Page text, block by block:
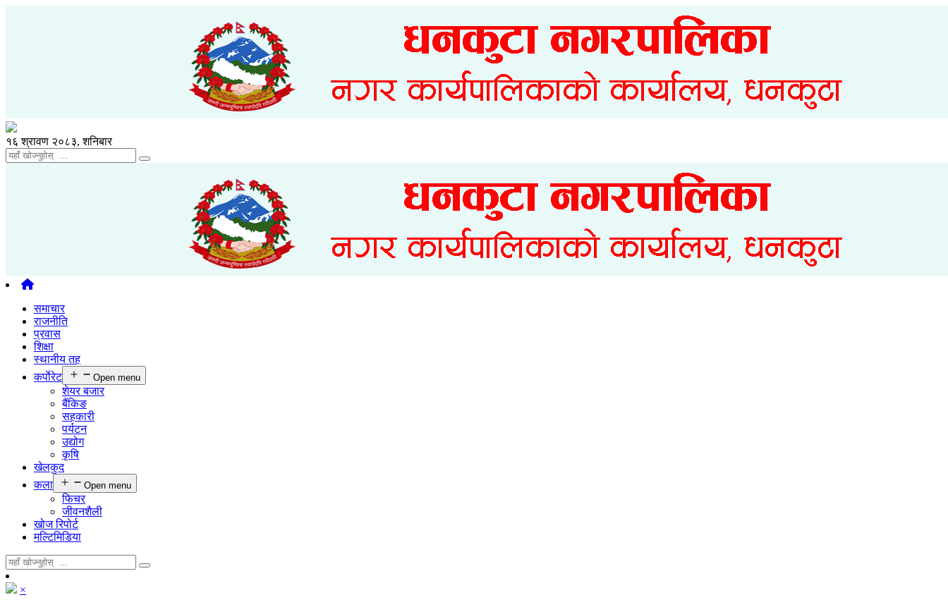
१६ श्रावण २०८३, शनिबार
समाचार
राजनीति
प्रवास
शिक्षा
स्थानीय तह
कर्पाेरेट
Open menu
शेयर बजार
बैंकिङ
सहकारी
पर्यटन
उद्योग
कृषि
खेलकुद
कला
Open menu
फिचर
जीवनशैली
खोज रिपोर्ट
मल्टिमिडिया
×